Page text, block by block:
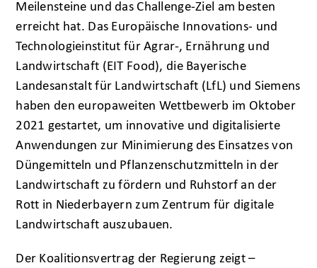
Meilensteine und das Challenge-Ziel am besten
erreicht hat. Das Europäische Innovations- und
Technologieinstitut für Agrar-, Ernährung und
Landwirtschaft (EIT Food), die Bayerische
Landesanstalt für Landwirtschaft (LfL) und Siemens
haben den europaweiten Wettbewerb im Oktober
2021 gestartet, um innovative und digitalisierte
Anwendungen zur Minimierung des Einsatzes von
Düngemitteln und Pflanzenschutzmitteln in der
Landwirtschaft zu fördern und Ruhstorf an der
Rott in Niederbayern zum Zentrum für digitale
Landwirtschaft auszubauen.
Der Koalitionsvertrag der Regierung zeigt –